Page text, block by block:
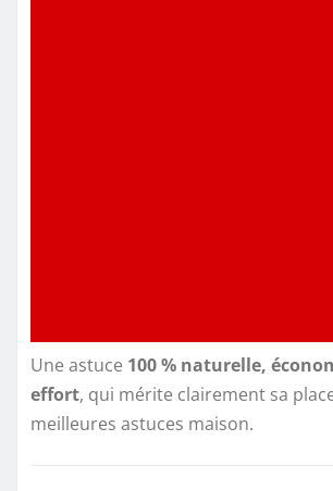
Une astuce 100 % naturelle,
effort, qui mérite clairement sa
meilleures astuces maison.